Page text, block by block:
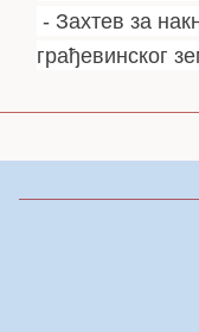
- Захтев за
грађевинског